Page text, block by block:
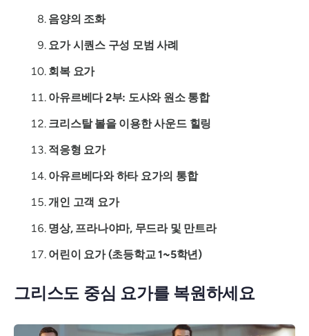
음양의 조화
요가 시퀀스 구성 모범 사례
회복 요가
아유르베다 2부: 도샤와 원소 통합
크리스탈 볼을 이용한 사운드 힐링
적응형 요가
아유르베다와 하타 요가의 통합
개인 고객 요가
명상, 프라나야마, 무드라 및 만트라
어린이 요가 (초등학교 1~5학년)
그리스도 중심 요가를 복원하세요